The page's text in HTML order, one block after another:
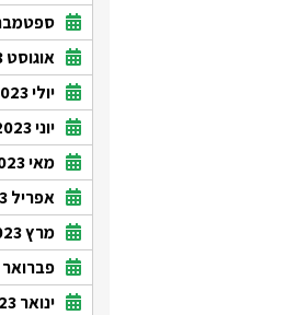
ספטמבר
אוגוסט 2023
יולי 2023
יוני 2023
מאי 2023
אפריל 2023
מרץ 2023
פברואר
ינואר 2023